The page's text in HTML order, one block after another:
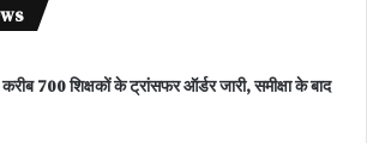
करीब 700 शिक्षकों के ट्रांसफर ऑर्डर जारी, समीक्षा के बाद